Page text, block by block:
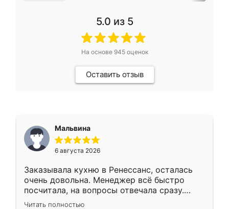
5.0 из 5
На основе 945оценок
Оставить отзыв
Мальвина
6 августа 2026
Заказывала кухню в Ренессанс, осталась
очень довольна. Менеджер всё быстро
посчитала, на вопросы отвечала сразу.
Замерщик приехал в субботу, подошёл к
Читать полностью